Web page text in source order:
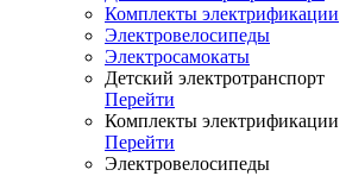
Комплекты электрификации
Электровелосипеды
Электросамокаты
Детский электротранспорт
Перейти
Комплекты электрификации
Перейти
Электровелосипеды